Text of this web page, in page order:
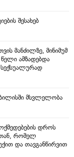
შესახებ
მანძილზე, მინიმუმ
ამზადებდა
სექსუალურად
მსვლელობა
დროს
რომელ
და თავგანწირვით